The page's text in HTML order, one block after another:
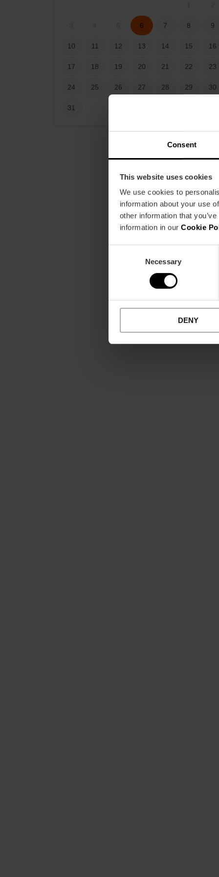
Consent
This website uses cookies
We use cookies to
information about your use
other information that
information in our Cookie
Necessary
DENY
6 7 8 9
10 11 12 13 14 15 16
17 18 19 20 21 22 23
24 25 26 27 28 29 30
31